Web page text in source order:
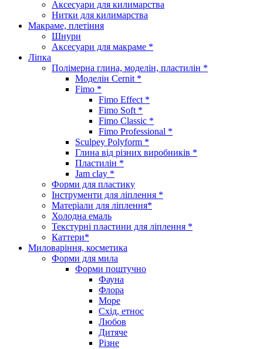
Аксесуари для килимарства
Нитки для килимарства
Макраме, плетіння
Шнури
Аксесуари для макраме *
Ліпка
Полімерна глина, моделін, пластилін *
Моделін Cernit *
Fimo *
Fimo Effect *
Fimo Soft *
Fimo Classic *
Fimo Professional *
Sculpey Polyform *
Глина від різних виробників *
Пластилін *
Jam clay *
Форми для пластику
Інструменти для ліплення *
Матеріали для ліплення*
Холодна емаль
Текстурні пластини для ліплення *
Каттери*
Миловаріння, косметика
Форми для мила
Форми поштучно
Фауна
Флора
Море
Схід, етнос
Любов
Дитяче
Різне